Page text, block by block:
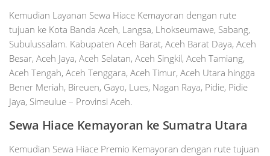
Kemudian Layanan Sewa Hiace Kemayoran dengan rute
tujuan ke Kota Banda Aceh, Langsa, Lhokseumawe, Sabang,
Subulussalam. Kabupaten Aceh Barat, Aceh Barat Daya, Aceh
Besar, Aceh Jaya, Aceh Selatan, Aceh Singkil, Aceh Tamiang,
Aceh Tengah, Aceh Tenggara, Aceh Timur, Aceh Utara hingga
Bener Meriah, Bireuen, Gayo, Lues, Nagan Raya, Pidie, Pidie
Jaya, Simeulue – Provinsi Aceh.
Sewa Hiace Kemayoran ke Sumatra Utara
Kemudian Sewa Hiace Premio Kemayoran dengan rute tujuan